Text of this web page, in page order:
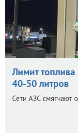
Лимит
40-50 литров
Сети АЗС смягчают